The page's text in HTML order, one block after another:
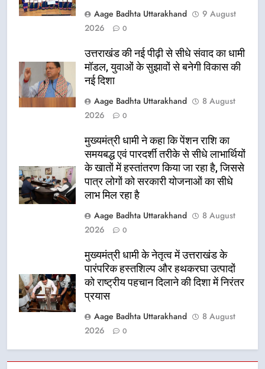
Aage Badhta Uttarakhand
9 August
2026
0
उत्तराखंड की नई पीढ़ी से सीधे संवाद का धामी
मॉडल, युवाओं के सुझावों से बनेगी विकास की
नई दिशा
Aage Badhta Uttarakhand
8 August
2026
0
मुख्यमंत्री धामी ने कहा कि पेंशन राशि का
समयबद्ध एवं पारदर्शी तरीके से सीधे लाभार्थियों
के खातों में हस्तांतरण किया जा रहा है, जिससे
पात्र लोगों को सरकारी योजनाओं का सीधे
लाभ मिल रहा है
Aage Badhta Uttarakhand
8 August
2026
0
मुख्यमंत्री धामी के नेतृत्व में उत्तराखंड के
पारंपरिक हस्तशिल्प और हथकरघा उत्पादों
को राष्ट्रीय पहचान दिलाने की दिशा में निरंतर
प्रयास
Aage Badhta Uttarakhand
8 August
2026
0